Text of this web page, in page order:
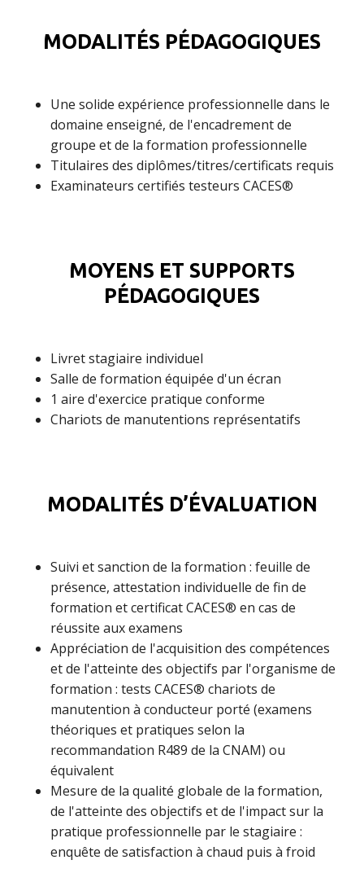
MODALITÉS PÉDAGOGIQUES
Une solide expérience professionnelle dans le
domaine enseigné, de l'encadrement de
groupe et de la formation professionnelle
Titulaires des diplômes/titres/certificats requis
Examinateurs certifiés testeurs CACES®
MOYENS ET SUPPORTS
PÉDAGOGIQUES
Livret stagiaire individuel
Salle de formation équipée d'un écran
1 aire d'exercice pratique conforme
Chariots de manutentions représentatifs
MODALITÉS D’ÉVALUATION
Suivi et sanction de la formation : feuille de
présence, attestation individuelle de fin de
formation et certificat CACES® en cas de
réussite aux examens
Appréciation de l'acquisition des compétences
et de l'atteinte des objectifs par l'organisme de
formation : tests CACES® chariots de
manutention à conducteur porté (examens
théoriques et pratiques selon la
recommandation R489 de la CNAM) ou
équivalent
Mesure de la qualité globale de la formation,
de l'atteinte des objectifs et de l'impact sur la
pratique professionnelle par le stagiaire :
enquête de satisfaction à chaud puis à froid